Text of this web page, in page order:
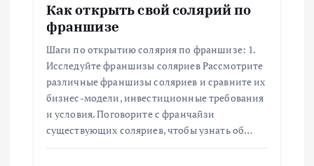
Как открыть свой солярий по
франшизе
Шаги по открытию солярия по франшизе: 1.
Исследуйте франшизы соляриев Рассмотрите
различные франшизы соляриев и сравните их
бизнес-модели, инвестиционные требования
и условия. Поговорите с франчайзи
существующих соляриев, чтобы узнать об…